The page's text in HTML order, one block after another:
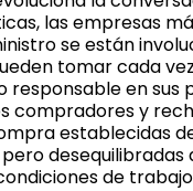
las empresas
se están
tomar cada
responsable en sus
compradores y
establecidas
desequilibradas
de